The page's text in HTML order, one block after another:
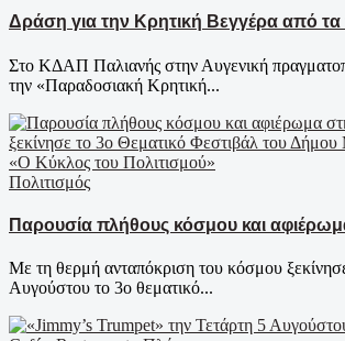
Δράση για την Κρητική Βεγγέρα από τα
Στο ΚΔΑΠ Παλιανής στην Αυγενική
την «Παραδοσιακή Κρητική...
Πολιτισμός
Παρουσία πλήθους κόσμου και
Με τη θερμή ανταπόκριση του κόσμου
Αυγούστου το 3ο θεματικό...